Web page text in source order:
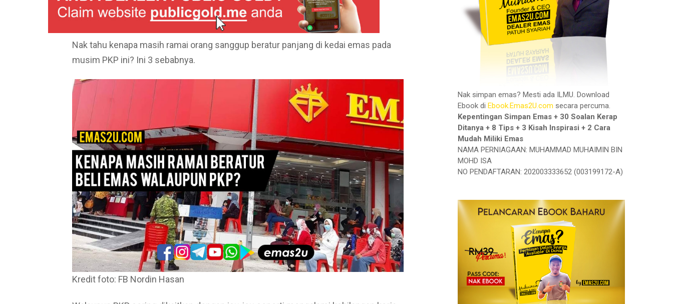
Nak tahu kenapa masih ramai orang sanggup beratur panjang di kedai emas pada
musim PKP ini? Ini 3 sebabnya.
Kredit foto: FB Nordin Hasan
Nak simpan emas? Mesti ada ILMU. Download
Ebook di Ebook.Emas2U.com secara percuma.
Kepentingan Simpan Emas + 30 Soalan Kerap
Ditanya + 8 Tips + 3 Kisah Inspirasi + 2 Cara
Mudah Miliki Emas
NAMA PERNIAGAAN: MUHAMMAD MUHAIMIN BIN
MOHD ISA
NO PENDAFTARAN: 202003333652 (003199172-A)